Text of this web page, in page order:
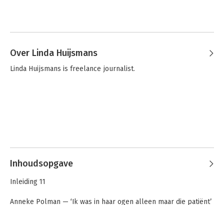
Over Linda Huijsmans
Linda Huijsmans is freelance journalist.
Inhoudsopgave
Inleiding 11
Anneke Polman — ‘Ik was in haar ogen alleen maar die patiënt’